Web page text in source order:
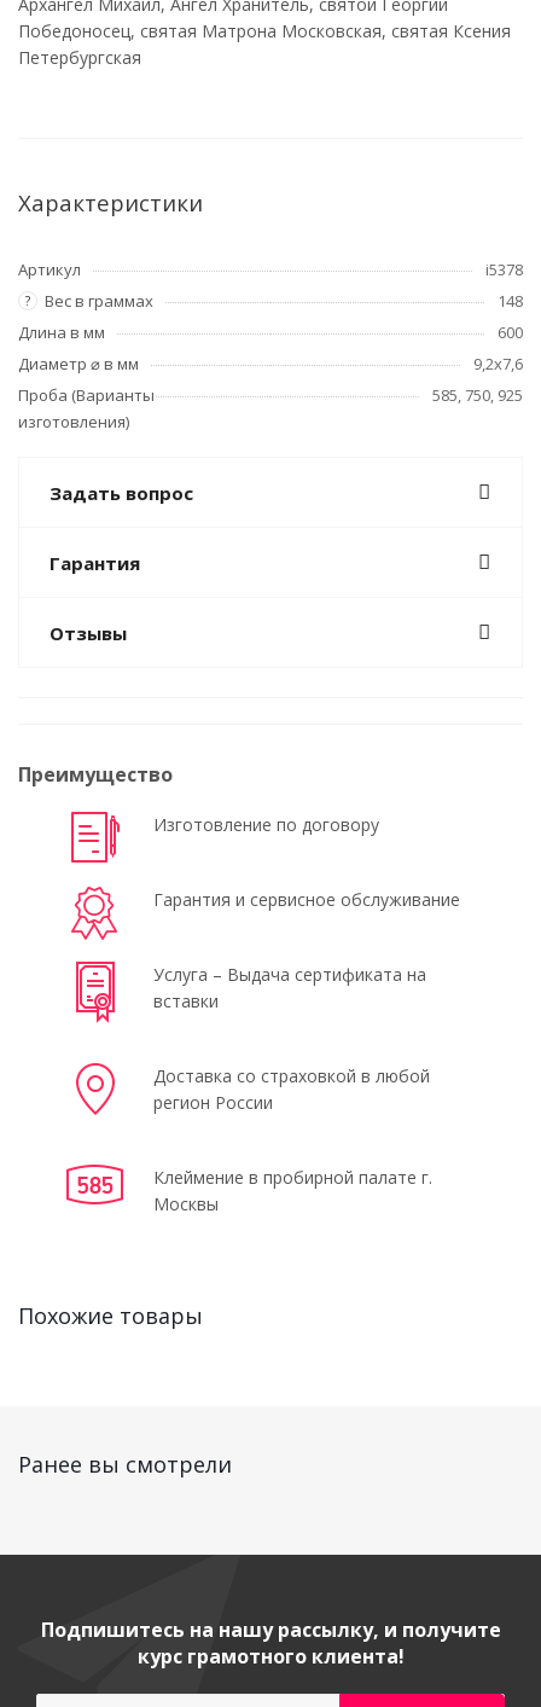
Победоносец, святая Матрона Московская, святая Ксения
Петербургская
Характеристики
Артикул i5378
? Вес в граммах
148
Длина в мм
600
Диаметр ⌀ в мм
9,2x7,6
Проба (Варианты
изготовления)
585, 750, 925
Задать вопрос
Гарантия
Отзывы
Преимущество
Изготовление по договору
Гарантия и сервисное обслуживание
Услуга – Выдача сертификата на
вставки
Доставка со страховкой в любой
регион России
Клеймение в пробирной палате г.
Москвы
Похожие товары
Ранее вы смотрели
Подпишитесь на нашу рассылку, и получите
курс грамотного клиента!